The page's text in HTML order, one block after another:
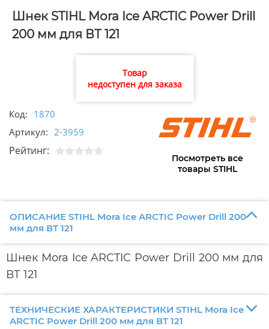
Шнек STIHL Mora Ice ARCTIC Power Drill
200 мм для ВТ 121
Товар
недоступен для заказа
Код: 1870
Артикул: 2-3959
Рейтинг:
Посмотреть все
товары STIHL
ОПИСАНИЕ STIHL Mora Ice ARCTIC Power Drill 200
мм для ВТ 121
Шнек Mora Ice ARCTIC Power Drill 200 мм для
ВТ 121
ТЕХНИЧЕСКИЕ ХАРАКТЕРИСТИКИ STIHL Mora Ice
ARCTIC Power Drill 200 мм для ВТ 121